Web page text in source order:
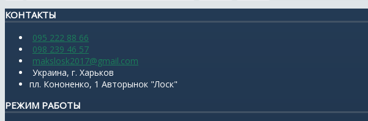
КОНТАКТЫ
095 222 88 66
098 239 46 57
makslosk2017@gmail.com
Украина, г. Харьков
пл. Кононенко, 1 Авторынок "Лоск"
РЕЖИМ РАБОТЫ